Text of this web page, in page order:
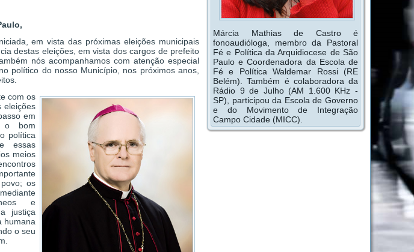
em vista das próximas eleições municipais
destas eleições, em vista dos cargos de prefeito
nós acompanhamos com atenção especial
político do nosso Município, nos próximos anos,
com os
eleições
em
o bom
política
essas
meios
os
e
justiça
humana
o seu
Márcia Mathias de Castro é
fonoaudióloga, membro da Pastoral
Fé e Política da Arquidiocese de São
Paulo e Coordenadora da Escola de
Fé e Política Waldemar Rossi (RE
Belém). Também é colaboradora da
Rádio 9 de Julho (AM 1.600 KHz -
SP), participou da Escola de Governo
e do Movimento de Integração
Campo Cidade (MICC).